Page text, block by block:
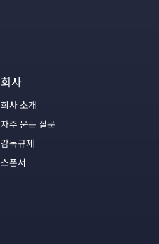
회사
회사 소개
자주 묻는 질문
감독규제
스폰서